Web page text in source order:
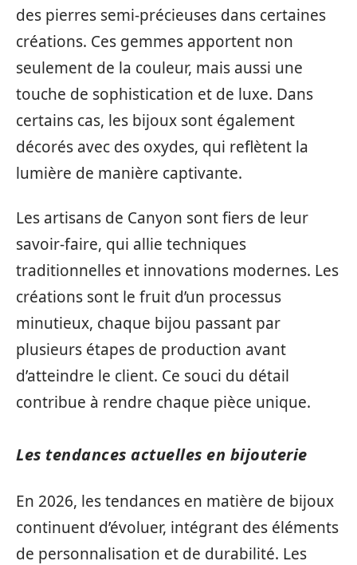
des pierres semi-précieuses dans certaines
créations. Ces gemmes apportent non
seulement de la couleur, mais aussi une
touche de sophistication et de luxe. Dans
certains cas, les bijoux sont également
décorés avec des oxydes, qui reflètent la
lumière de manière captivante.
Les artisans de Canyon sont fiers de leur
savoir-faire, qui allie techniques
traditionnelles et innovations modernes. Les
créations sont le fruit d’un processus
minutieux, chaque bijou passant par
plusieurs étapes de production avant
d’atteindre le client. Ce souci du détail
contribue à rendre chaque pièce unique.
Les tendances actuelles en bijouterie
En 2026, les tendances en matière de bijoux
continuent d’évoluer, intégrant des éléments
de personnalisation et de durabilité. Les